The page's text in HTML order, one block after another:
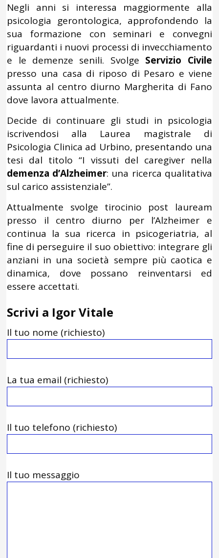
Negli anni si interessa maggiormente alla
psicologia gerontologica, approfondendo la
sua formazione con seminari e convegni
riguardanti i nuovi processi di invecchiamento
e le demenze senili. Svolge Servizio Civile
presso una casa di riposo di Pesaro e viene
assunta al centro diurno Margherita di Fano
dove lavora attualmente.
Decide di continuare gli studi in psicologia
iscrivendosi alla Laurea magistrale di
Psicologia Clinica ad Urbino, presentando una
tesi dal titolo “I vissuti del caregiver nella
demenza d’Alzheimer: una ricerca qualitativa
sul carico assistenziale”.
Attualmente svolge tirocinio post lauream
presso il centro diurno per l’Alzheimer e
continua la sua ricerca in psicogeriatria, al
fine di perseguire il suo obiettivo: integrare gli
anziani in una società sempre più caotica e
dinamica, dove possano reinventarsi ed
essere accettati.
Scrivi a Igor Vitale
Il tuo nome (richiesto)
La tua email (richiesto)
Il tuo telefono (richiesto)
Il tuo messaggio